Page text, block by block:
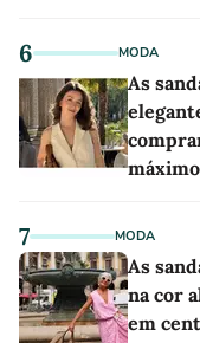
6 MODA
As
7 MODA
As
na cor
em